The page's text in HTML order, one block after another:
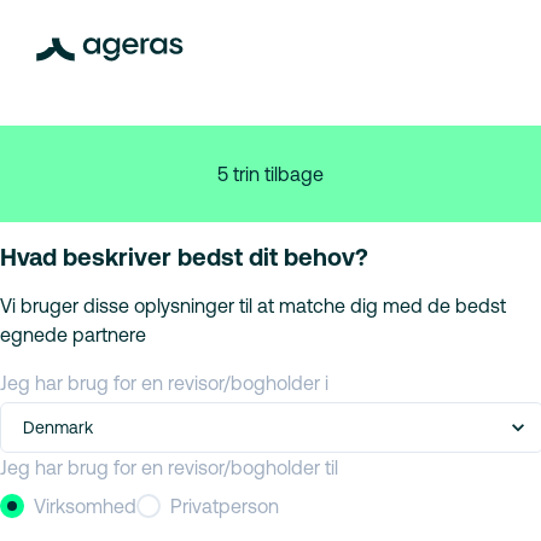
5 trin tilbage
Hvad beskriver bedst dit behov?
Vi bruger disse oplysninger til at matche dig med de bedst
egnede partnere
Jeg har brug for en revisor/bogholder i
Denmark
Jeg har brug for en revisor/bogholder til
Virksomhed
Privatperson